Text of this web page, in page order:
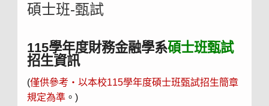
碩士班-甄試
115學年度財務金融學系碩士班甄試
招生資訊
(僅供參考‧以本校115學年度碩士班甄試招生簡章
規定為準。)